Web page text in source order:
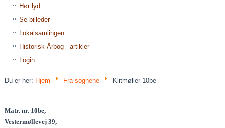
Hør lyd
Se billeder
Lokalsamlingen
Historisk Årbog - artikler
Login
Du er her: Hjem Fra sognene Klitmøller 10be
Matr. nr. 10be,
Vestermøllevej 39,